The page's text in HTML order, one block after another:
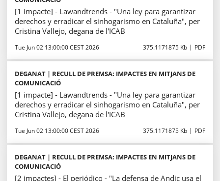
[1 impacte] - Lawandtrends - "Una ley para garantizar
derechos y erradicar el sinhogarismo en Cataluña", per
Cristina Vallejo, degana de l'ICAB
Tue Jun 02 13:00:00 CEST 2026 375.1171875 Kb PDF
DEGANAT | RECULL DE PREMSA: IMPACTES EN MITJANS DE
COMUNICACIÓ
[1 impacte] - Lawandtrends - "Una ley para garantizar
derechos y erradicar el sinhogarismo en Cataluña", per
Cristina Vallejo, degana de l'ICAB
Tue Jun 02 13:00:00 CEST 2026 375.1171875 Kb PDF
DEGANAT | RECULL DE PREMSA: IMPACTES EN MITJANS DE
COMUNICACIÓ
[2 impactes] - El periódico - "La defensa de Andic usa el